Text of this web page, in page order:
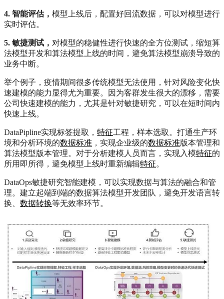
4. 智能评估， 模型上线后，配置好回流数据，可以对模型进行
实时评估。
5. 敏捷测试， 对模型的稳健性进行快速的全方位测试，缩短算
法模型开发和算法模型上线的时间，避免算法模型崩溃导致的
业务中断。
举个例子，疫情期间很多传统模型无法使用，针对风险变化快
速建模的能力显得尤为重要。因为客群发生很大的漂移，需要
公司快速建模的能力，尤其是针对敏捷研究，可以在短时间内
快速上线。
DataPipline实现标签提取， 特征工程，样本选取。打通生产环
境和分析环境的数据标准 ，实现企业级的数据标准版本管理和
算法模型版本管理。对于分析建模人员而言，实现入模特征的
所用即所得，避免模型上线时重新编辑特征。
DataOps敏捷研究智能建模，可以实现数据与算法的融合和管
理。建立起端到端的数据算法模型开发团队，避免开发语言转
换、 数据转换等无效率环节。